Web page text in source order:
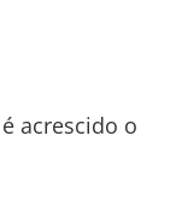
acrescido o